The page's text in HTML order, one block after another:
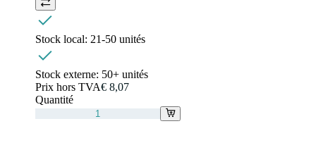
Stock local: 21-50 unités
Stock externe: 50+ unités
Prix hors TVA€ 8,07
Quantité